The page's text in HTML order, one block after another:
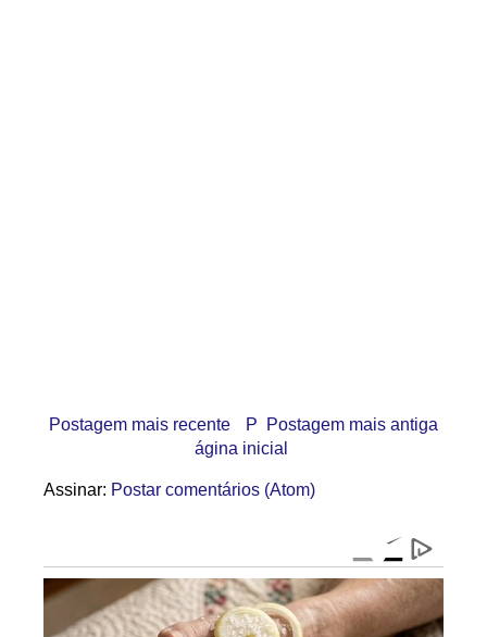
Postagem mais recente Postagem mais antiga
P
ágina inicial
Assinar: Postar comentários (Atom)